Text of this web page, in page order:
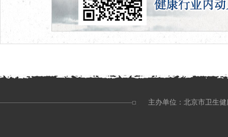
主办单位：北京市卫生